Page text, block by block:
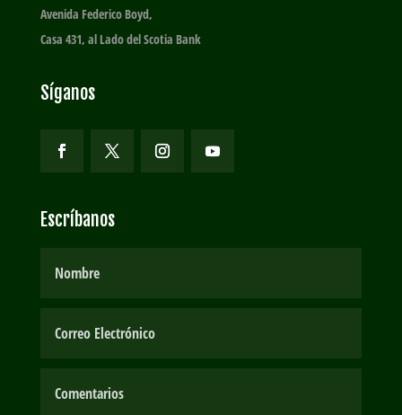
Avenida Federico Boyd,
Casa 431, al Lado del Scotia Bank
Síganos
Escríbanos